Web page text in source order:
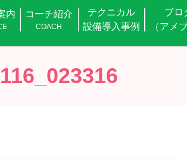
内 コーチ紹介
COACH
テクニカル
設備導入事例
ブロ
（アメ